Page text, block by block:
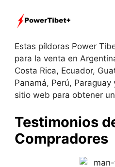
Estas píldoras Power
para la venta en
Costa Rica, Ecuador,
Panamá, Perú,
sitio web para obtener
Testimonios
Compradores